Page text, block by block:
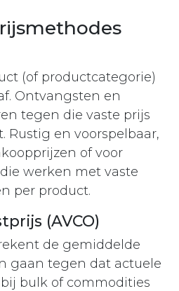
(of productcategorie)
Ontvangsten en
tegen die vaste prijs
Rustig en voorspelbaar,
of voor
werken met vaste
per product.
(AVCO)
de gemiddelde
gaan tegen dat actuele
bulk of commodities